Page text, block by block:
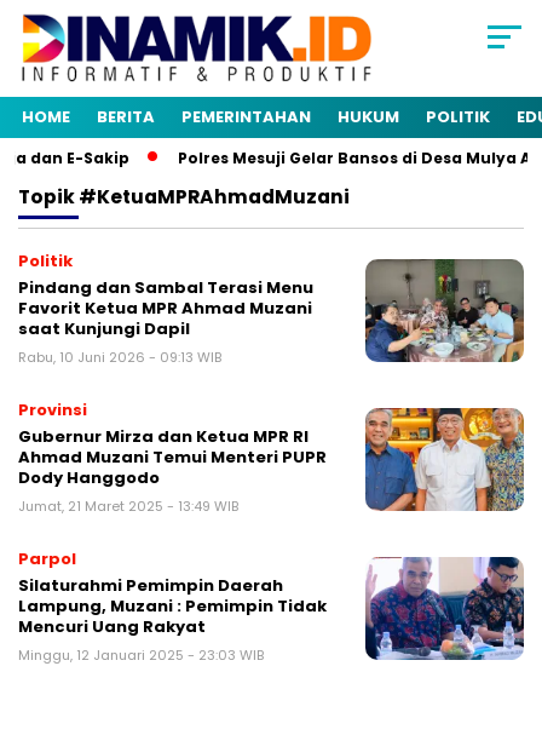
HOME BERITA PEMERINTAHAN HUKUM POLITIK
dan E-Sakip Polres Mesuji Gelar Bansos di Desa Mulya
Topik#ketuaMPRAhmadMuzani
Politik
Pindang dan Sambal Terasi Menu
Favorit Ketua MPR Ahmad Muzani
saat Kunjungi Dapil
Rabu, 10 Juni 2026 - 09:13 WIB
Provinsi
Gubernur Mirza dan Ketua MPR RI
Ahmad Muzani Temui Menteri PUPR
Dody Hanggodo
Jumat, 21 Maret 2025 - 13:49 WIB
Parpol
Silaturahmi Pemimpin Daerah
Lampung, Muzani : Pemimpin Tidak
Mencuri Uang Rakyat
Minggu, 12 Januari 2025 - 23:03 WIB